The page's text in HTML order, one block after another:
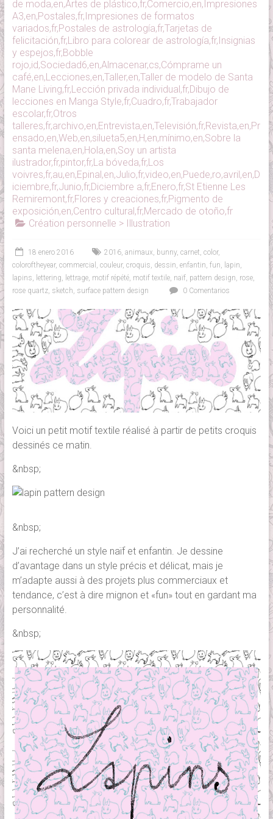
de moda,en,Artes de plástico,fr,Comercio,en,Impresiones
A3,en,Postales,fr,Impresiones de formatos
variados,fr,Postales de astrología,fr,Tarjetas de
felicitación,fr,Libro para colorear de astrología,fr,Insignias
y espejos,fr,Bobble
rojo,id,Sociedad6,en,Almacenar,cs,Cómprame un
café,en,Lecciones,en,Taller,en,Taller de modelo de Santa
Mane Living,fr,Lección privada individual,fr,Dibujo de
lecciones en Manga Style,fr,Cuadro,fr,Trabajador
escolar,fr,Otros
talleres,fr,archivo,en,Entrevista,en,Televisión,fr,Revista,en,Pr
ensado,en,Web,en,silueta5,en,H,en,mínimo,en,Sobre la
santa melena,en,Hola,en,Soy un artista
ilustrador,fr,pintor,fr,La bóveda,fr,Los
voivres,fr,au,en,Epinal,en,Julio,fr,video,en,Puede,ro,avril,en,D
iciembre,fr,Junio,fr,Diciembre a,fr,Enero,fr,St Etienne Les
Remiremont,fr,Flores y creaciones,fr,Pigmento de
exposición,en,Centro cultural,fr,Mercado de otoño,fr
Création personnelle > Illustration
18 enero 2016 2016, animaux, bunny, carnet, color,
coloroftheyear, commercial , couleur, croquis, dessin, enfantin, fun, lapin,
lapins, lettering, lettrage, motif répété, motif textile, naïf, pattern design, rose,
rose quartz, sketch, surface pattern design 0 Comentarios
Voici un petit motif textile réalisé à partir de petits croquis
dessinés ce matin.
&nbsp;
&nbsp;
J’ai recherché un style naïf et enfantin. Je dessine
d’avantage dans un style précis et délicat, mais je
m’adapte aussi à des projets plus commerciaux et
tendance, c’est à dire mignon et «fun» tout en gardant ma
personnalité.
&nbsp;